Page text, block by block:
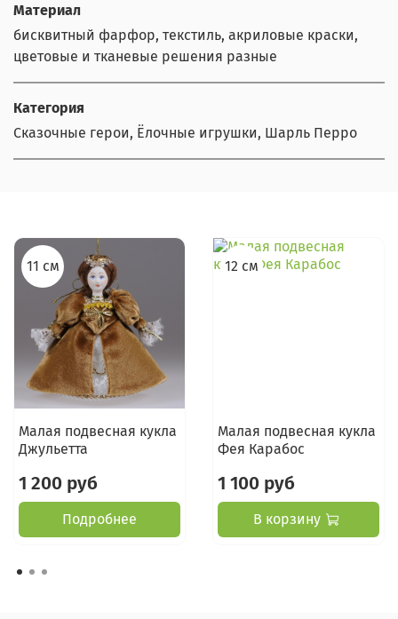
Материал
бисквитный фарфор, текстиль, акриловые краски,
цветовые и тканевые решения разные
Категория
Сказочные герои, Ёлочные игрушки, Шарль Перро
11 см
Малая подвесная кукла
Джульетта
1 200 руб
Подробнее
12 см
Малая подвесная кукла
Фея Карабос
1 100 руб
В корзину